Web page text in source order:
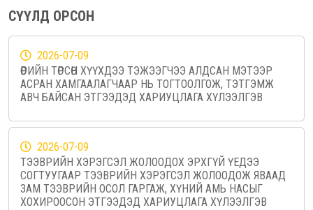
СҮҮЛД ОРСОН
2026-07-09
ӨӨРИЙН ТӨРСӨН ХҮҮХДЭЭ ТЭЖЭЭГЧЭЭ АЛДСАН МЭТЭЭР
АСРАН ХАМГААЛАГЧААР НЬ ТОГТООЛГОЖ, ТЭТГЭМЖ
АВЧ БАЙСАН ЭТГЭЭДЭД ХАРИУЦЛАГА ХҮЛЭЭЛГЭВ
2026-07-09
ТЭЭВРИЙН ХЭРЭГСЭЛ ЖОЛООДОХ ЭРХГҮЙ ҮЕДЭЭ
СОГТУУГААР ТЭЭВРИЙН ХЭРЭГСЭЛ ЖОЛООДОЖ ЯВААД
ЗАМ ТЭЭВРИЙН ОСОЛ ГАРГАЖ, ХҮНИЙ АМЬ НАСЫГ
ХОХИРООСОН ЭТГЭЭДЭД ХАРИУЦЛАГА ХҮЛЭЭЛГЭВ